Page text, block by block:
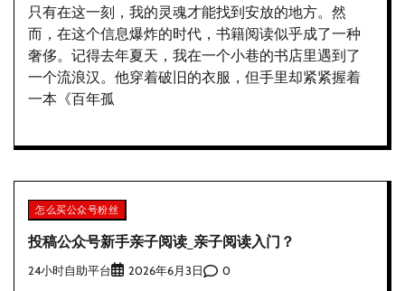
只有在这一刻，我的灵魂才能找到安放的地方。然
而，在这个信息爆炸的时代，书籍阅读似乎成了一种
奢侈。记得去年夏天，我在一个小巷的书店里遇到了
一个流浪汉。他穿着破旧的衣服，但手里却紧紧握着
一本《百年孤
怎么买公众号粉丝
投稿公众号新手亲子阅读_亲子阅读入门？
24小时自助平台 2026年6月3日 0